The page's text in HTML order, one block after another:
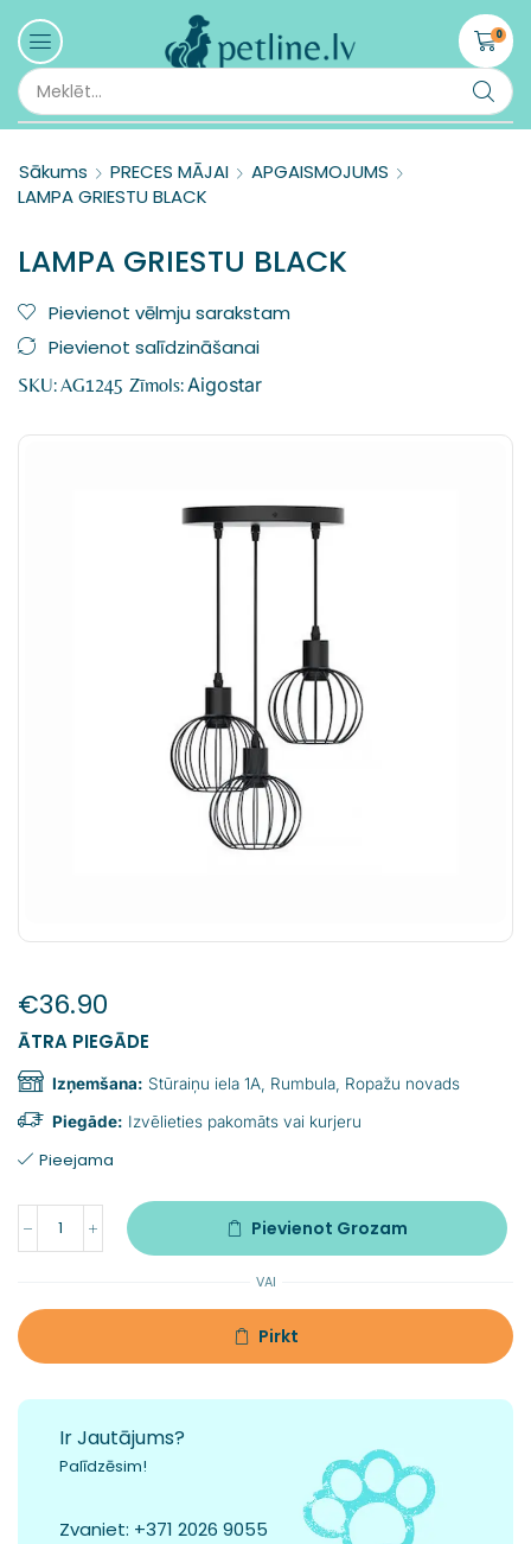
0
Sākums PRECES MĀJAI
APGAISMOJUMS
LAMPA GRIESTU BLACK
LAMPA GRIESTU BLACK
Pievienot vēlmju sarakstam
Pievienot salīdzināšanai
SKU:AG1245 Zīmols:Aigostar
€36.90
ĀTRA PIEGĀDE
Izņemšana: Stūraiņu iela 1A, Rumbula, Ropažu novads
Piegāde: Izvēlieties pakomāts vai kurjeru
Pieejama
Pievienot Grozam
VAI
Pirkt
Ir Jautājums?
Palīdzēsim!
Zvaniet: +371 2026 9055